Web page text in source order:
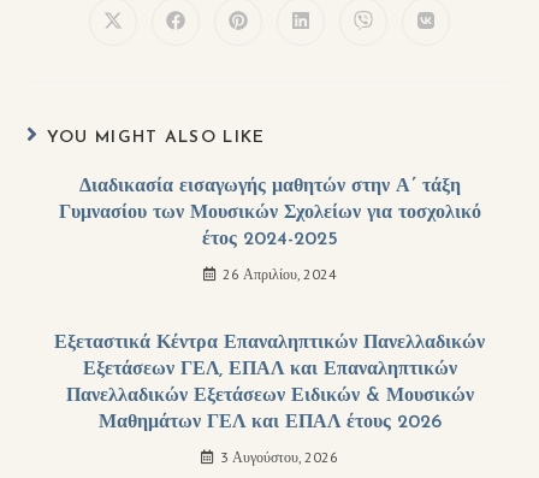
YOU MIGHT ALSO LIKE
Διαδικασία εισαγωγής μαθητών στην Α΄ τάξη
Γυμνασίου των Μουσικών Σχολείων για τοσχολικό
έτος 2024-2025
26 Απριλίου, 2024
Εξεταστικά Κέντρα Επαναληπτικών Πανελλαδικών
Εξετάσεων ΓΕΛ, ΕΠΑΛ και Επαναληπτικών
Πανελλαδικών Εξετάσεων Ειδικών & Μουσικών
Μαθημάτων ΓΕΛ και ΕΠΑΛ έτους 2026
3 Αυγούστου, 2026